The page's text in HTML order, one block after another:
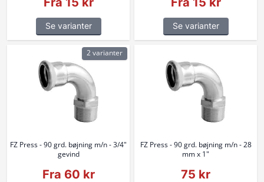
Se varianter Se varianter
FZ Press - 90 grd. bøjning m/n - 3/4"
gevind
Fra 60 kr
2 varianter
FZ Press - 90 grd. bøjning m/n - 28
mm x 1"
75 kr